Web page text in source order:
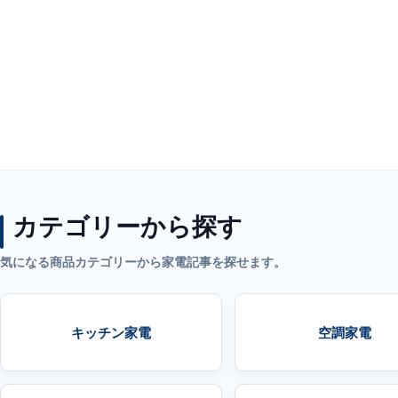
カテゴリーから探す
気になる商品カテゴリーから家電記事を探せます。
キッチン家電 空調家電